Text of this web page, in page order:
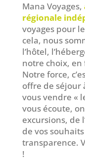
Mana Voyages,
régionale
voyages pour
cela, nous
l’hôtel,
notre choix,
Notre force,
offre de séjour
vous vendre «
vous écoute,
excursions, de
de vos
transparence.
!